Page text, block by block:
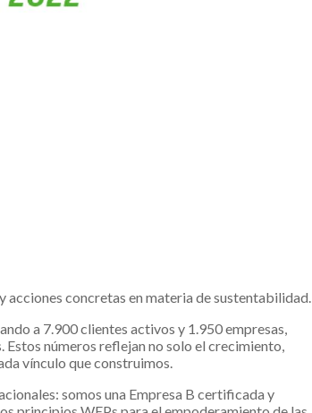
acciones concretas en materia de sustentabilidad.
a 7.900 clientes activos y 1.950 empresas,
Estos números reflejan no solo el crecimiento,
vínculo que construimos.
somos una Empresa B certificada y